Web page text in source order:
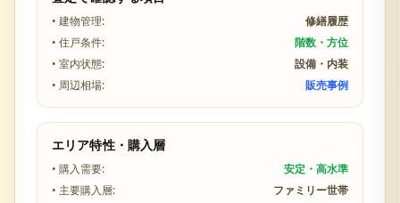
• 建物管理:
修繕履歴
• 住戸条件:
階数・方位
• 室内状態:
設備・内装
• 周辺相場:
販売事例
エリア特性・購入層
• 購入需要:
安定・高水準
• 主要購入層:
ファミリー世帯